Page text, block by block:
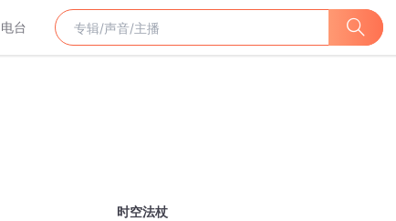
电台
时空法杖